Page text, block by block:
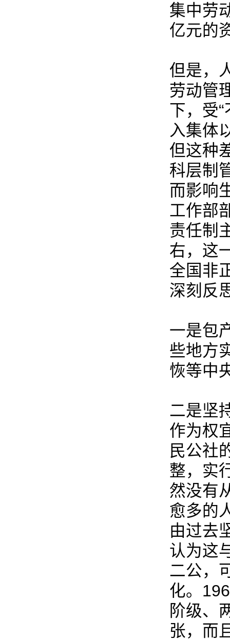
集中劳
亿元的
但是，
劳动管
下，受
入集体
但这种
科层制
而影响
工作部
责任制
右，这
全国非
深刻反
一是包
些地方
恢等中
二是坚
作为权
民公社
整，实
然没有
愈多的
由过去
认为这
二公，
化。
阶级、
张，而